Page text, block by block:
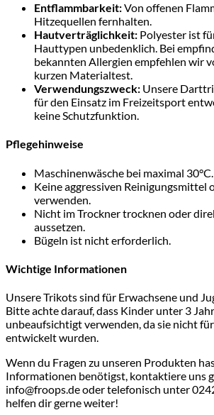
Entflammbarkeit:Von offenen
Hitzequellen fernhalten.
Hautverträglichkeit: Polyester ist
Hauttypen unbedenklich. Bei
bekannten Allergien empfehlen wir
kurzen Materialtest.
Verwendungszweck: Unsere
für den Einsatz im Freizeitsport
keine Schutzfunktion.
Pflegehinweise
Maschinenwäsche bei maximal 30°C.
Keine aggressiven Reinigungsmittel
verwenden.
Nicht im Trockner trocknen oder
aussetzen.
Bügeln ist nicht erforderlich.
Wichtige Informationen
Unsere Trikots sind für Erwachsene und
Bitte achte darauf, dass Kinder unter 3
unbeaufsichtigt verwenden, da sie nicht
entwickelt wurden.
Wenn du Fragen zu unseren Produkten
Informationen benötigst, kontaktiere uns
info@froops.de oder telefonisch unter
helfen dir gerne weiter!